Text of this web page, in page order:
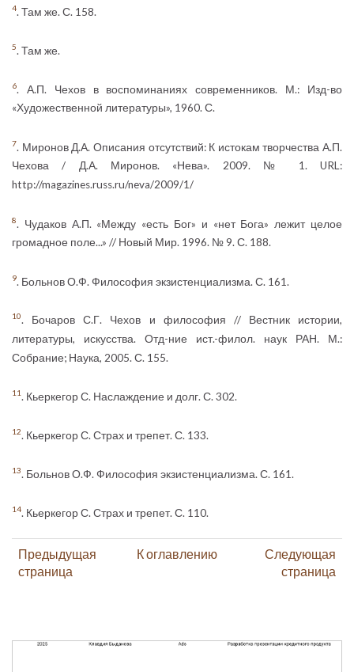
4. Там же. С. 158.
5. Там же.
6. А.П. Чехов в воспоминаниях современников. М.: Изд-во
«Художественной литературы», 1960. С.
7. Миронов Д.А. Описания отсутствий: К истокам творчества А.П.
Чехова / Д.А. Миронов. «Нева». 2009. № 1. URL:
http://magazines.russ.ru/neva/2009/1/
8
. Чудаков А.П. «Между «есть Бог» и «нет Бога» лежит целое
громадное поле...» // Новый Мир. 1996. № 9. С. 188.
9 . Больнов О.Ф. Философия экзистенциализма. С. 161.
10. Бочаров С.Г. Чехов и философия // Вестник истории,
литературы, искусства. Отд-ние ист.-филол. наук РАН. М.:
Собрание; Наука, 2005. С. 155.
11. Кьеркегор С. Наслаждение и долг. С. 302.
12. Кьеркегор С. Страх и трепет. С. 133.
13. Больнов О.Ф. Философия экзистенциализма. С. 161.
14. Кьеркегор С. Страх и трепет. С. 110.
Предыдущая
страница
К оглавлению
Следующая
страница